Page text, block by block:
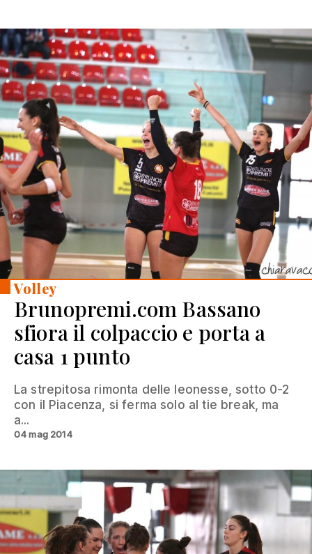
Volley
Brunopremi.com Bassano
sfiora il colpaccio e porta a
casa 1 punto
La strepitosa rimonta delle leonesse, sotto 0-2
con il Piacenza, si ferma solo al tie break, ma
a...
04 mag 2014